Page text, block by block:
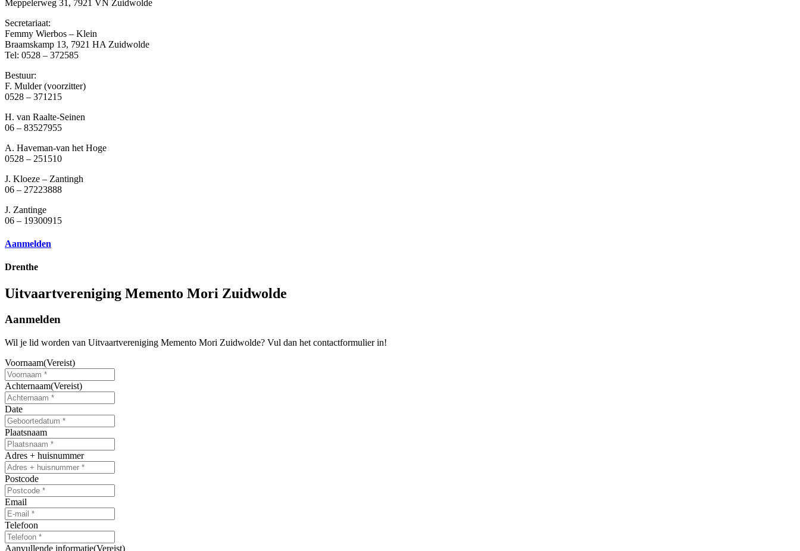
Meppelerweg 31, 7921 VN Zuidwolde
Secretariaat:
Femmy Wierbos – Klein
Braamskamp 13, 7921 HA Zuidwolde
Tel: 0528 – 372585
Bestuur:
F. Mulder (voorzitter)
0528 – 371215
H. van Raalte-Seinen
06 – 83527955
A. Haveman-van het Hoge
0528 – 251510
J. Kloeze – Zantingh
06 – 27223888
J. Zantinge
06 – 19300915
Aanmelden
Drenthe
Uitvaartvereniging Memento Mori Zuidwolde
Aanmelden
Wil je lid worden van Uitvaartvereniging Memento Mori Zuidwolde? Vul dan het contactformulier in!
Voornaam(Vereist)
Achternaam(Vereist)
Date
slash
DD
slash
JJJJ
Plaatsnaam
Adres + huisnummer
Postcode
Email
Telefoon
Aanvullende informatie(Vereist)